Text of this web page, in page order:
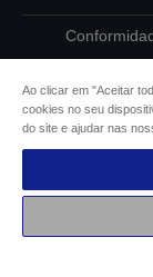
Ao clicar em "Aceitar
cookies no seu
do site e ajudar nas